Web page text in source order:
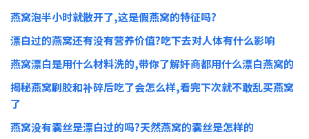
燕窝泡半小时就散开了,这是假燕窝的特征吗?
漂白过的燕窝还有没有营养价值?吃下去对人体有什么影响
燕窝漂白是用什么材料洗的,带你了解奸商都用什么漂白燕窝的
揭秘燕窝刷胶和补碎后吃了会怎么样,看完下次就不敢乱买燕窝
了
燕窝没有囊丝是漂白过的吗?天然燕窝的囊丝是怎样的